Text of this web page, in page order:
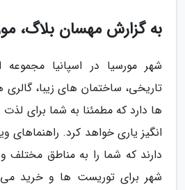
به گزارش مهسان بلاگ،
شهر مورسیا در اسپانیا
تاریخی، ساختمان های زیبا، گالری
ها دارد که مطمئنا به شما برای
انگیز یاری خواهد کرد. راهنماهای
دارند که شما را به مناطق مختلف
شهر برای توریست ها و خرید می